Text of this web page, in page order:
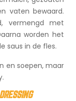
vaten bewaard.
vermengd met
worden het
saus in de fles.
en soepen, maar